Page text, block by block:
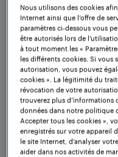
Nous utilisons des cookies
Internet ainsi que l’offre de
paramètres ci-dessous vous
être autorisés lors de
à tout moment les «
les différents cookies. Si
autorisation, vous pouvez
cookies ». La légitimité du
révocation de votre
trouverez plus d’informations
données dans notre politique
Accepter tous les cookies »,
enregistrés sur votre appareil
le site Internet, d’analyser
aider dans nos activités de